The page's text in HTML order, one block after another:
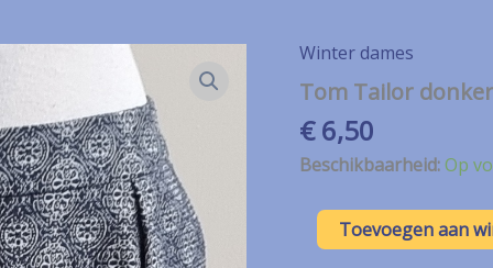
Winter dames
Tom Tailor
€6,50
Beschikbaarheid:Op
Tom
Tailor Toevoegen aan